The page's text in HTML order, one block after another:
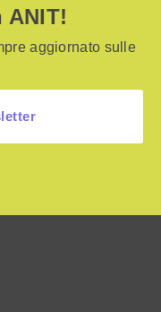
ANIT!
aggiornato sulle